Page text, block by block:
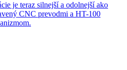
je teraz silnejší a odolnejší ako
CNC prevodmi a HT-100